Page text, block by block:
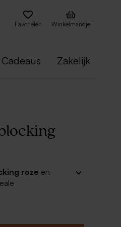
Favorieten Winkelmandje
Cadeaus Zakelijk
roze en